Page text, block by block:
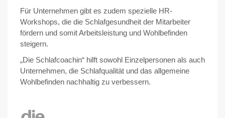
Für Unternehmen gibt es zudem spezielle HR-
Workshops, die die Schlafgesundheit der Mitarbeiter
fördern und somit Arbeitsleistung und Wohlbefinden
steigern.
„Die Schlafcoachin“ hilft sowohl Einzelpersonen als auch
Unternehmen, die Schlafqualität und das allgemeine
Wohlbefinden nachhaltig zu verbessern.